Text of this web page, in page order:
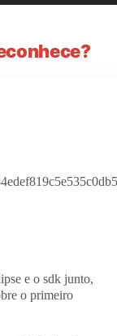
e o sdk junto,
o primeiro